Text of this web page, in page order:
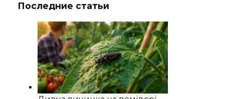
Последние статьи